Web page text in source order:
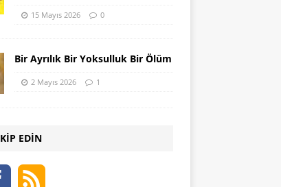
15 Mayıs 2026 0
Bir Ayrılık Bir Yoksulluk Bir Ölüm
2 Mayıs 2026 1
EDIN